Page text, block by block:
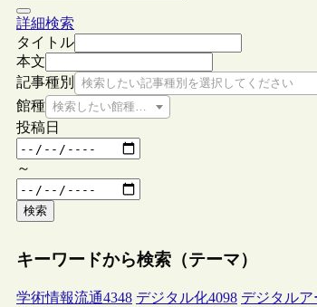
詳細検索
タイトル
本文
記事種別
検索したい記事種別を選択してください
館種 検索したい館種を選択してください
投稿日
～
検索
キーワードから検索（テーマ）
学術情報流通4348 デジタル化4098 デジタル